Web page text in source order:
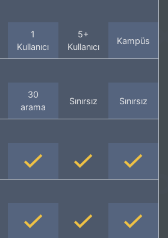
1
Kullanıcı
5+
Kullanıcı
Kampüs
30
arama
Sınırsız Sınırsız